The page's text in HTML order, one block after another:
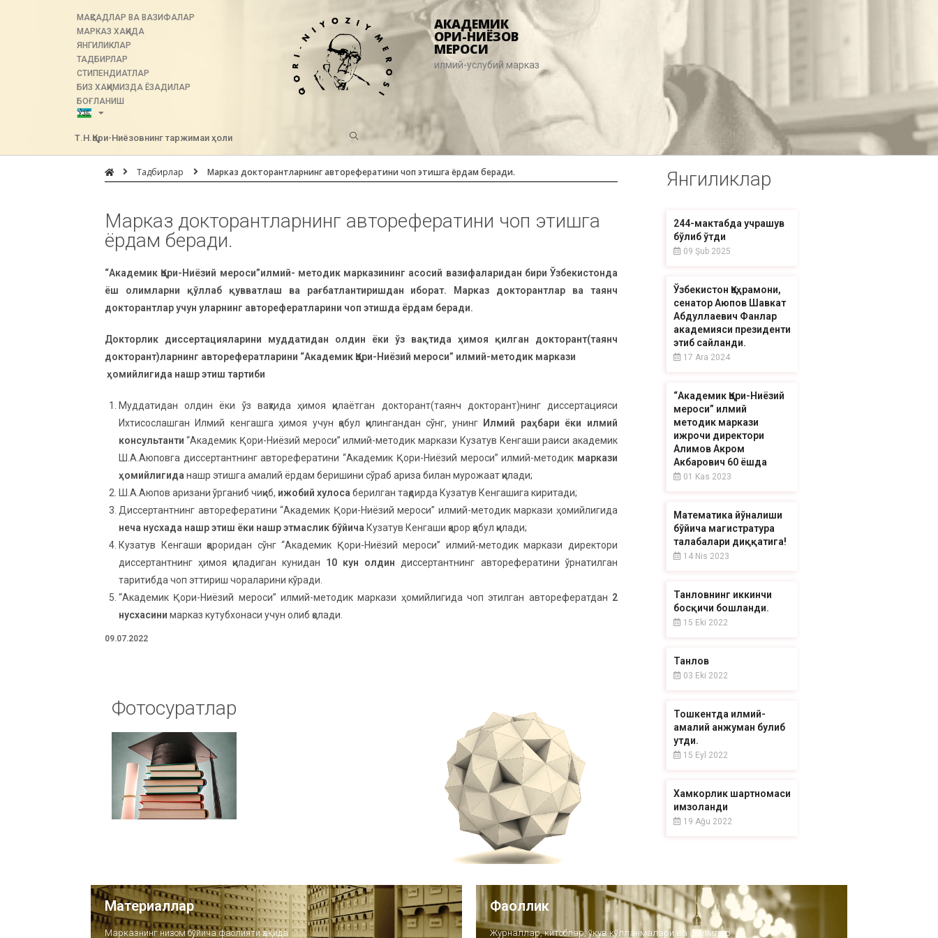
МАҚСАДЛАР ВА ВАЗИФАЛАР
МАРКАЗ ХАҚИДА
ЯНГИЛИКЛАР
ТАДБИРЛАР
СТИПЕНДИАТЛАР
БИЗ ХАҚИМИЗДА ЁЗАДИЛАР
БОҒЛАНИШ
АКАДЕМИК
ҚОРИ-НИЁЗОВ
МЕРОСИ
илмий-услубий марказ
Т.Н.Қори-Ниёзовнинг таржимаи ҳоли
Тадбирлар Марказ докторантларнинг авторефератини чоп этишга ёрдам беради.
Марказ докторантларнинг авторефератини чоп этишга
ёрдам беради.
“Академик Қори-Ниёзий мероси”илмий- методик марказининг асосий вазифаларидан бири Ўзбекистонда
ёш олимларни қўллаб қувватлаш ва рағбатлантиришдан иборат. Марказ докторантлар ва таянч
докторантлар учун уларнинг авторефератларини чоп этишда ёрдам беради.
Докторлик диссертацияларини муддатидан олдин ёки ўз вақтида ҳимоя қилган докторант(таянч
докторант)ларнинг авторефератларини “Академик Қори-Ниёзий мероси” илмий-методик маркази
ҳомийлигида нашр этиш тартиби
Муддатидан олдин ёки ўз вақтида ҳимоя қилаётган докторант(таянч докторант)нинг диссертацияси
Ихтисослашган Илмий кенгашга ҳимоя учун қабул қилингандан сўнг, унинг Илмий раҳбари ёки илмий
консультанти “Академик Қори-Ниёзий мероси” илмий-методик маркази Кузатув Кенгаши раиси академик
Ш.А.Аюповга диссертантнинг авторефератини “Академик Қори-Ниёзий мероси” илмий-методик маркази
ҳомийлигида нашр этишга амалий ёрдам беришини сўраб ариза билан мурожаат қилади;
Ш.А.Аюпов аризани ўрганиб чиқиб, ижобий хулоса берилган тақдирда Кузатув Кенгашига киритади;
Диссертантнинг авторефератини “Академик Қори-Ниёзий мероси” илмий-методик маркази ҳомийлигида
неча нусхада нашр этиш ёки нашр этмаслик бўйича Кузатув Кенгаши қарор қабул қилади;
Кузатув Кенгаши қароридан сўнг “Академик Қори-Ниёзий мероси” илмий-методик маркази директори
диссертантнинг ҳимоя қиладиган кунидан 10 кун олдин диссертантнинг авторефератини ўрнатилган
таритибда чоп эттириш чораларини кўради.
“Академик Қори-Ниёзий мероси” илмий-методик маркази ҳомийлигида чоп этилган авторефератдан 2
нусхасини марказ кутубхонаси учун олиб қолади.
09.07.2022
Фотосуратлар
Янгиликлар
244-мактабда учрашув
бўлиб ўтди
09 Şub 2025
Ўзбекистон Қаҳрамони,
сенатор Аюпов Шавкат
Абдуллаевич Фанлар
академияси президенти
этиб сайланди.
17 Ara 2024
“Академик Қори-Ниёзий
мероси” илмий
методик маркази
ижрочи директори
Алимов Акром
Акбарович 60 ёшда
01 Kas 2023
Математика йўналиши
бўйича магистратура
талабалари диққатига!
14 Nis 2023
Танловнинг иккинчи
босқичи бошланди.
15 Eki 2022
Танлов
03 Eki 2022
Тошкентда илмий-
амалий анжуман булиб
утди.
15 Eyl 2022
Хамкорлик шартномаси
имзоланди
19 Ağu 2022
Материаллар
Марказнинг низом бўйича фаолияти ҳақида
Фаоллик
Журналлар, китоблар, ўқув қўлланмалари ва филмлар